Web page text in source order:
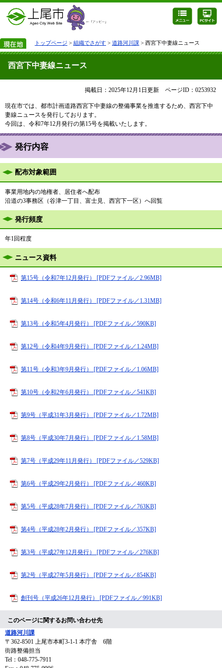
トップページ > 組織でさがす > 道路河川課 > 西宮下中妻線ニュース
西宮下中妻線ニュース
掲載日：2025年12月1日更新 ページID：0253932
現在市では、都市計画道路西宮下中妻線の整備事業を推進するため、西宮下中
妻線ニュースを発行しております。
今回は、令和7年12月発行の第15号を掲載いたします。
発行内容
配布対象範囲
事業用地内の地権者、居住者へ配布
沿道の3事務区（谷津一丁目、富士見、西宮下一区）へ回覧
発行頻度
年1回程度
ニュース資料
第15号（令和7年12月発行） [PDFファイル／2.96MB]
第14号（令和6年11月発行） [PDFファイル／1.31MB]
第13号（令和5年4月発行） [PDFファイル／590KB]
第12号（令和4年9月発行） [PDFファイル／1.24MB]
第11号（令和3年9月発行） [PDFファイル／1.06MB]
第10号（令和2年6月発行） [PDFファイル／541KB]
第9号（平成31年3月発行） [PDFファイル／1.72MB]
第8号（平成30年7月発行） [PDFファイル／1.58MB]
第7号（平成29年11月発行） [PDFファイル／529KB]
第6号（平成29年2月発行） [PDFファイル／460KB]
第5号（平成28年7月発行） [PDFファイル／763KB]
第4号（平成28年2月発行） [PDFファイル／357KB]
第3号（平成27年12月発行） [PDFファイル／276KB]
第2号（平成27年5月発行） [PDFファイル／854KB]
創刊号（平成26年12月発行） [PDFファイル／991KB]
このページに関するお問い合わせ先
道路河川課
〒362-8501 上尾市本町3-1-1 本庁舎 6階
街路整備担当
Tel：048-775-7911